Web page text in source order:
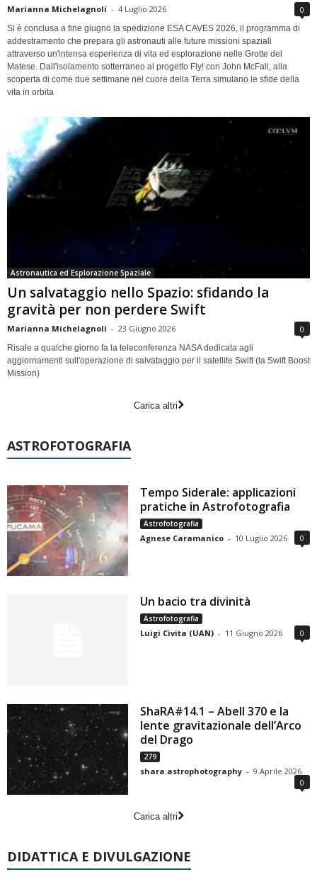
Marianna Michelagnoli - 4 Luglio 2026 0
Si è conclusa a fine giugno la spedizione ESA CAVES 2026, il programma di
addestramento che prepara gli astronauti alle future missioni spaziali
attraverso un'intensa esperienza di vita ed esplorazione nelle Grotte del
Matese. Dall'isolamento sotterraneo al progetto Fly! con John McFall, alla
scoperta di come due settimane nel cuore della Terra simulano le sfide della
vita in orbita
Astronautica ed Esplorazione Spaziale
Un salvataggio nello Spazio: sfidando la
gravità per non perdere Swift
Marianna Michelagnoli - 23 Giugno 2026 0
Risale a qualche giorno fa la teleconferenza NASA dedicata agli
aggiornamenti sull'operazione di salvataggio per il satellite Swift (la Swift Boost
Mission)
Carica altri
ASTROFOTOGRAFIA
Tempo Siderale: applicazioni
pratiche in Astrofotografia
Astrofotografia
Agnese Caramanico - 10 Luglio 2026 0
Un bacio tra divinità
Astrofotografia
Luigi Civita (UAN) - 11 Giugno 2026 0
ShaRA#14.1 – Abell 370 e la
lente gravitazionale dell’Arco
del Drago
279
shara.astrophotography - 9 Aprile 2026
0
Carica altri
DIDATTICA E DIVULGAZIONE